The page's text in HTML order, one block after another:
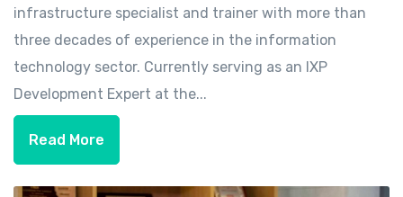
infrastructure specialist and trainer with more than
three decades of experience in the information
technology sector. Currently serving as an IXP
Development Expert at the...
Read More